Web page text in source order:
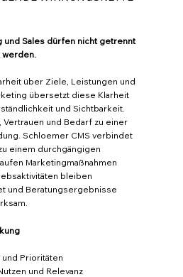
und Sales dürfen nicht getrennt
über Ziele, Leistungen und
übersetzt diese Klarheit
und Sichtbarkeit.
und Bedarf zu einer
Schloemer CMS verbindet
einem durchgängigen
Marketingmaßnahmen
bleiben
und Beratungsergebnisse
Prioritäten
und Relevanz